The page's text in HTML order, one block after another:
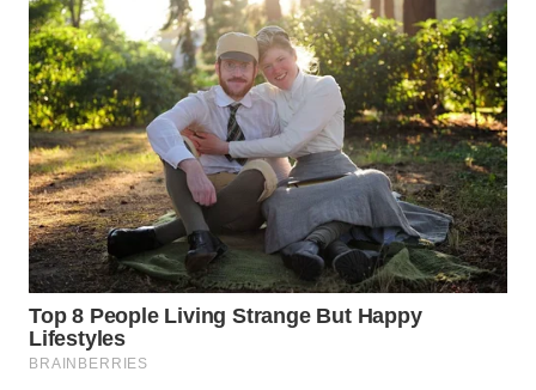
CIANJUR
WN
KEPULAUAN
SERIBU
WN
TANGERANG
WN
WN